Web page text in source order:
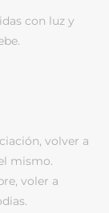
con luz y
volver a
mismo.
voler a